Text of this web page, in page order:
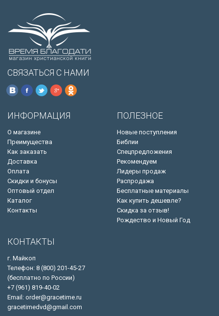
СВЯЗАТЬСЯ С НАМИ
ИНФОРМАЦИЯ
О магазине
Преимущества
Как заказать
Доставка
Оплата
Скидки и бонусы
Оптовый отдел
Каталог
Контакты
ПОЛЕЗНОЕ
Новые поступления
Библии
Спецпредложения
Рекомендуем
Лидеры продаж
Распродажа
Бесплатные материалы
Как купить дешевле?
Скидка за отзыв!
Рождество и Новый Год
КОНТАКТЫ
г. Майкоп
Телефон: 8 (800) 201-45-27
(бесплатно по России)
+7 (961) 819-40-02
Email: order@gracetime.ru
gracetimedvd@gmail.com